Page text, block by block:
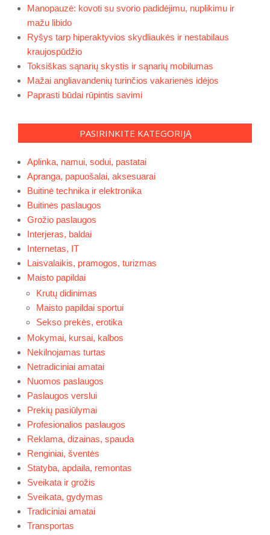
Manopauzė: kovoti su svorio padidėjimu, nuplikimu ir
mažu libido
Ryšys tarp hiperaktyvios skydliaukės ir nestabilaus
kraujospūdžio
Toksiškas sąnarių skystis ir sąnarių mobilumas
Mažai angliavandenių turinčios vakarienės idėjos
Paprasti būdai rūpintis savimi
PASIRINKITE KATEGORIJĄ
Aplinka, namui, sodui, pastatai
Apranga, papuošalai, aksesuarai
Buitinė technika ir elektronika
Buitinės paslaugos
Grožio paslaugos
Interjeras, baldai
Internetas, IT
Laisvalaikis, pramogos, turizmas
Maisto papildai
Krutų didinimas
Maisto papildai sportui
Sekso prekės, erotika
Mokymai, kursai, kalbos
Nekilnojamas turtas
Netradiciniai amatai
Nuomos paslaugos
Paslaugos verslui
Prekių pasiūlymai
Profesionalios paslaugos
Reklama, dizainas, spauda
Renginiai, šventės
Statyba, apdaila, remontas
Sveikata ir grožis
Sveikata, gydymas
Tradiciniai amatai
Transportas